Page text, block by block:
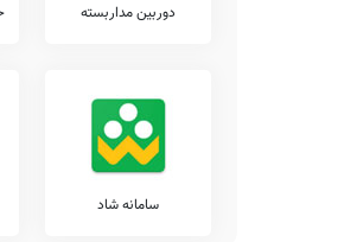
بد
ضمناً یادآور می شود اطلاعات
موارد، دچار خطا بوده و یا
اصلاح و تکمیل این اطلاعات یاری
دوربین مداربسته
سامانه شاد